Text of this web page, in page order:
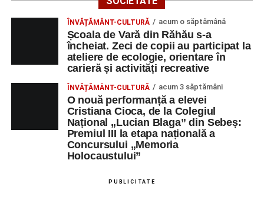
sunt vitale.”(Prof. Ciura Marinela)
Privind spre ediția următoare
În încheierea evenimentului, organizatorii au anunțat tema
ediției din 2027, dedicată relației dintre caracter, valori și
educație. După trei ediții care au abordat comunicarea
didactică, dinamica diferențelor, participarea și luarea
deciziilor, comunitatea Sinaxa Educațională își propune
să revină la întrebările fundamentale despre valorile care
stau la baza actului educațional și despre rolul
profesorului în formarea caracterului tinerilor.
Despre comunitatea Sinaxa Educațională
ÎNVĂȚĂMÂNT-CULTURĂ acum o săptămână
Școala de Vară din Răhău s-a
încheiat. Zeci de copii au participat la
ateliere de ecologie, orientare în
carieră și activități recreative
ÎNVĂȚĂMÂNT-CULTURĂ acum 3 săptămâni
O nouă performanță a elevei
Cristiana Cioca, de la Colegiul
Național „Lucian Blaga” din Sebeș:
Premiul III la etapa națională a
Concursului „Memoria
Holocaustului”
PUBLICITATE